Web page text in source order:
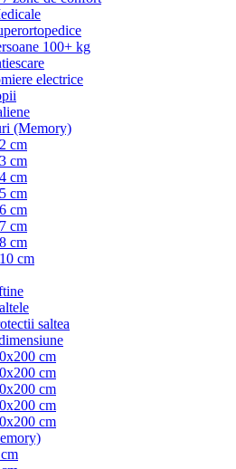
100+ kg
electrice
(Memory)
cm
cm
cm
cm
cm
cm
cm
cm
saltea
cm
cm
cm
cm
cm